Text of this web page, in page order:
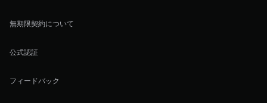
無期限契約について
公式認証
フィードバック